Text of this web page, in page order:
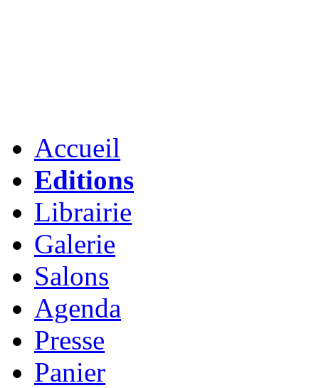
Accueil
Editions
Librairie
Galerie
Salons
Agenda
Presse
Panier